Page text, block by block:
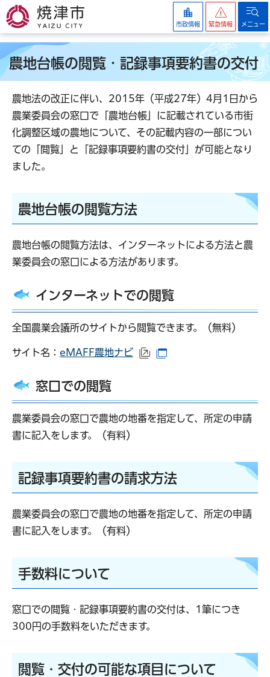
焼津市
市政情報 緊急情報 メニュー
農地台帳の閲覧・記録事項要約書の交付
農地法の改正に伴い、2015年（平成27年）4月1日から
農業委員会の窓口で「農地台帳」に記載されている市街
化調整区域の農地について、その記載内容の一部につい
ての「閲覧」と「記録事項要約書の交付」が可能となり
ました。
農地台帳の閲覧方法
農地台帳の閲覧方法は、インターネットによる方法と農
業委員会の窓口による方法があります。
インターネットでの閲覧
全国農業会議所のサイトから閲覧できます。（無料）
サイト名： eMAFF農地ナビ （外部サイトへリンク）
窓口での閲覧
農業委員会の窓口で農地の地番を指定して、所定の申請
書に記入をします。（有料）
記録事項要約書の請求方法
農業委員会の窓口で農地の地番を指定して、所定の申請
書に記入をします。（有料）
手数料について
窓口での閲覧・記録事項要約書の交付は、1筆につき
300円の手数料をいただきます。
閲覧・交付の可能な項目について